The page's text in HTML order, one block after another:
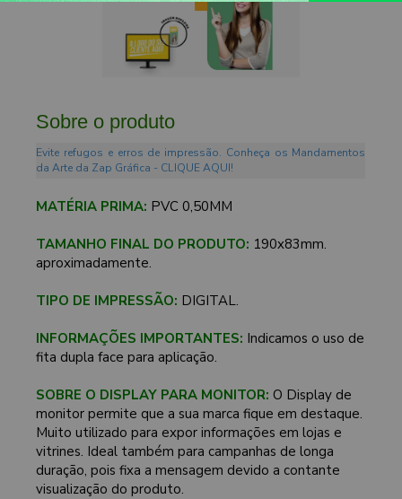
Sobre o produto
Evite refugos e erros de impressão. Conheça os Mandamentos
da Arte da Zap Gráfica - CLIQUE AQUI!
MATÉRIA PRIMA: PVC 0,50MM
TAMANHO FINAL DO PRODUTO: 190x83mm.
aproximadamente.
TIPO DE IMPRESSÃO: DIGITAL.
INFORMAÇÕES IMPORTANTES: Indicamos o uso de
fita dupla face para aplicação.
SOBRE O DISPLAY PARA MONITOR: O Display de
monitor permite que a sua marca fique em destaque.
Muito utilizado para expor informações em lojas e
vitrines. Ideal também para campanhas de longa
duração, pois fixa a mensagem devido a contante
visualização do produto.